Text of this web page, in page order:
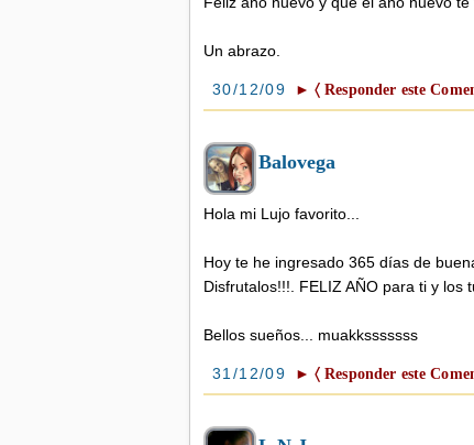
Un abrazo.
30/12/09 ► 〈 Responder este
Balovega
Hola mi Lujo favorito...
Hoy te he ingresado 365 días de
Disfrutalos!!!. FELIZ AÑO para ti y los
Bellos sueños... muakksssssss
31/12/09 ► 〈 Responder este